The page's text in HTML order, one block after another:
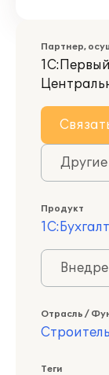
Партнер,
Продукт
Отрасль /
Теги